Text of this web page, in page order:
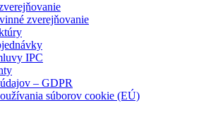
zverejňovanie
IPC
– GDPR
súborov cookie (EÚ)